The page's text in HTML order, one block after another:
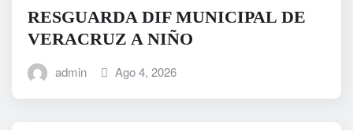
RESGUARDA DIF MUNICIPAL DE
VERACRUZ A NIÑO
admin Ago 4, 2026